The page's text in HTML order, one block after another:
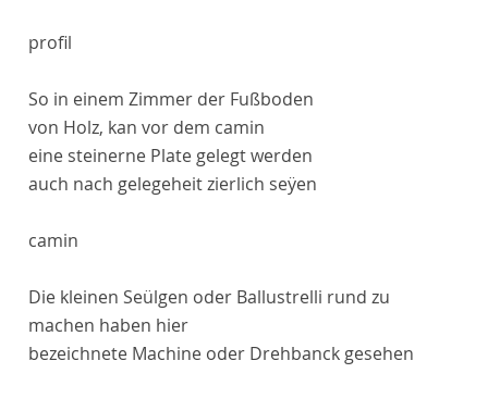
profil
So in einem Zimmer der Fußboden
von Holz, kan vor dem camin
eine steinerne Plate gelegt werden
auch nach gelegeheit zierlich seÿen
camin
Die kleinen Seülgen oder Ballustrelli rund zu
machen haben hier
bezeichnete Machine oder Drehbanck gesehen